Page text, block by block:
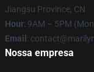
Jiangsu Province, CN
Hour: 9AM – 5PM
Email :
Nossa empresa